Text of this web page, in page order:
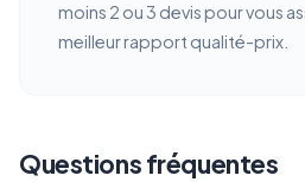
moins 2 ou 3 devis pour vous
meilleur rapport qualité-prix.
Questions fréquentes